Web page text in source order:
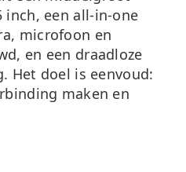
inch, een all-in-one
microfoon en
en een draadloze
Het doel is eenvoud:
maken en